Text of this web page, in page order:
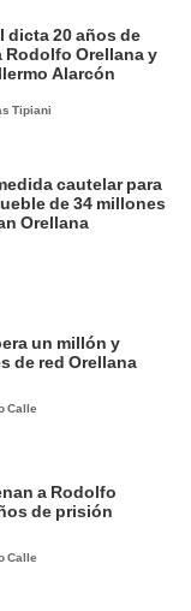
dicta 20 años de
Orellana y
Alarcón
Tipiani
cautelar para
de 34 millones
Orellana
un millón y
de red Orellana
Calle
a Rodolfo
de prisión
Calle